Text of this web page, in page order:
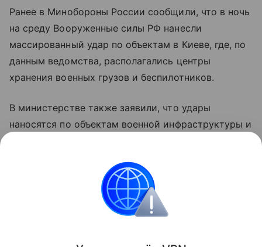
Ранее в Минобороны России сообщили, что в ночь
на среду Вооруженные силы РФ нанесли
массированный удар по объектам в Киеве, где, по
данным ведомства, располагались центры
хранения военных грузов и беспилотников.
В министерстве также заявили, что удары
наносятся по объектам военной инфраструктуры и
оружия и беспилотных летательных аппаратов.
Финляндия Россия
Поделиться